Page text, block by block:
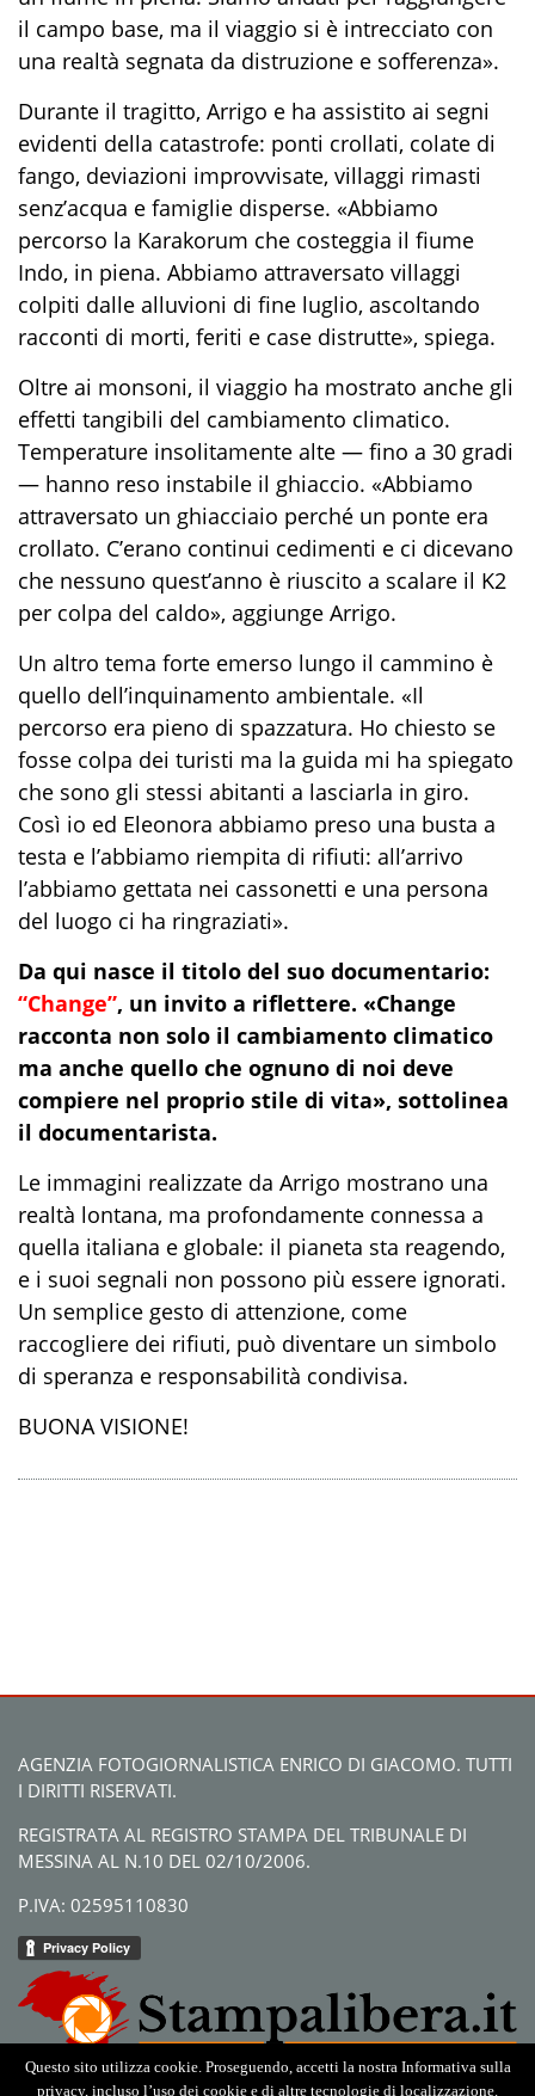
il campo base, ma il viaggio si è intrecciato con
una realtà segnata da distruzione e sofferenza».
Durante il tragitto, Arrigo e ha assistito ai segni
evidenti della catastrofe: ponti crollati, colate di
fango, deviazioni improvvisate, villaggi rimasti
senz’acqua e famiglie disperse. «Abbiamo
percorso la Karakorum che costeggia il fiume
Indo, in piena. Abbiamo attraversato villaggi
colpiti dalle alluvioni di fine luglio, ascoltando
racconti di morti, feriti e case distrutte», spiega.
Oltre ai monsoni, il viaggio ha mostrato anche gli
effetti tangibili del cambiamento climatico.
Temperature insolitamente alte — fino a 30 gradi
— hanno reso instabile il ghiaccio. «Abbiamo
attraversato un ghiacciaio perché un ponte era
crollato. C’erano continui cedimenti e ci dicevano
che nessuno quest’anno è riuscito a scalare il K2
per colpa del caldo», aggiunge Arrigo.
Un altro tema forte emerso lungo il cammino è
quello dell’inquinamento ambientale. «Il
percorso era pieno di spazzatura. Ho chiesto se
fosse colpa dei turisti ma la guida mi ha spiegato
che sono gli stessi abitanti a lasciarla in giro.
Così io ed Eleonora abbiamo preso una busta a
testa e l’abbiamo riempita di rifiuti: all’arrivo
l’abbiamo gettata nei cassonetti e una persona
del luogo ci ha ringraziati».
Da qui nasce il titolo del suo documentario:
“Change”, un invito a riflettere. «Change
racconta non solo il cambiamento climatico
ma anche quello che ognuno di noi deve
compiere nel proprio stile di vita», sottolinea
il documentarista.
Le immagini realizzate da Arrigo mostrano una
realtà lontana, ma profondamente connessa a
quella italiana e globale: il pianeta sta reagendo,
e i suoi segnali non possono più essere ignorati.
Un semplice gesto di attenzione, come
raccogliere dei rifiuti, può diventare un simbolo
di speranza e responsabilità condivisa.
BUONA VISIONE!
AGENZIA FOTOGIORNALISTICA ENRICO DI GIACOMO. TUTTI
I DIRITTI RISERVATI.
REGISTRATA AL REGISTRO STAMPA DEL TRIBUNALE DI
MESSINA AL N.10 DEL 02/10/2006.
P.IVA: 02595110830
Questo sito utilizza cookie. Proseguendo, accetti la nostra Informativa sulla
privacy, incluso l’uso dei cookie e di altre tecnologie di localizzazione.